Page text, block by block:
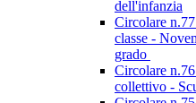
dell'infanzia
Circolare
classe -
grado
Circolare
collettivo -